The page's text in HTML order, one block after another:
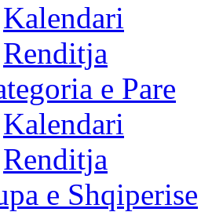
Kalendari
Renditja
e Pare
Kalendari
Renditja
e Shqiperise